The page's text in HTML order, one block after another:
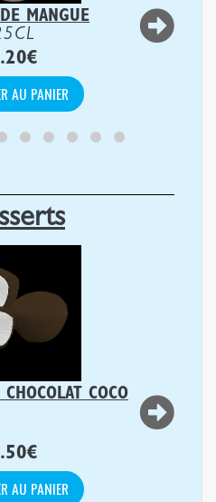
MANGUE
€
AU PANIER
COCO
€
AU PANIER